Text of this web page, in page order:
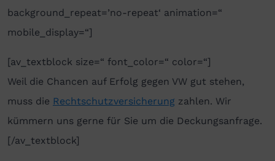
background_repeat=’no-repeat‘ animation=“
mobile_display=“]
[av_textblock size=“ font_color=“ color=“]
Weil die Chancen auf Erfolg gegen VW gut stehen,
muss die Rechtschutzversicherung zahlen. Wir
kümmern uns gerne für Sie um die Deckungsanfrage.
[/av_textblock]